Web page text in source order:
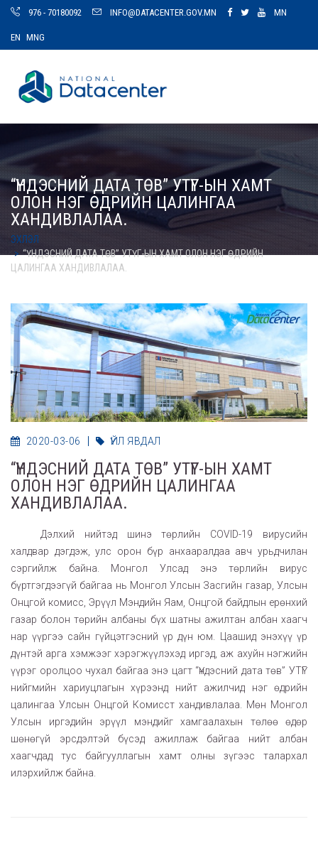
976 - 70180092 INFO@DATACENTER.GOV.MN MN
EN MNG
“ҮНДЭСНИЙ ДАТА ТӨВ” УТҮГ-ЫН ХАМТ
ОЛОН НЭГ ӨДРИЙН ЦАЛИНГАА
ХАНДИВЛАЛАА.
ЭХЛЭЛ
“ҮНДЭСНИЙ ДАТА ТӨВ” УТҮГ-ЫН ХАМТ ОЛОН НЭГ ӨДРИЙН
ЦАЛИНГАА ХАНДИВЛАЛАА.
2020-03-06 ҮЙЛ ЯВДАЛ
“ҮНДЭСНИЙ ДАТА ТӨВ” УТҮГ-ЫН ХАМТ
ОЛОН НЭГ ӨДРИЙН ЦАЛИНГАА
ХАНДИВЛАЛАА.
Дэлхий нийтэд шинэ төрлийн COVID-19 вирусийн
халдвар дэгдэж, улс орон бүр анхааралдаа авч урьдчилан
сэргийлж байна. Монгол Улсад энэ төрлийн вирус
бүртгэгдээгүй байгаа нь Монгол Улсын Засгийн газар, Улсын
Онцгой комисс, Эрүүл Мэндийн Яам, Онцгой байдлын ерөнхий
газар болон төрийн албаны бүх шатны ажилтан албан хаагч
нар үүргээ сайн гүйцэтгэсний үр дүн юм. Цаашид энэхүү үр
дүнтэй арга хэмжээг хэрэгжүүлэхэд иргэд, аж ахуйн нэгжийн
үүрэг оролцоо чухал байгаа энэ цагт “Үндэсний дата төв” УТҮГ
нийгмийн хариуцлагын хүрээнд нийт ажилчид нэг өдрийн
цалингаа Улсын Онцгой Комисст хандивлалаа. Мөн Монгол
Улсын иргэдийн эрүүл мэндийг хамгаалахын төлөө өдөр
шөнөгүй эрсдэлтэй бүсэд ажиллаж байгаа нийт албан
хаагчдад тус байгууллагын хамт олны зүгээс талархал
илэрхийлж байна.